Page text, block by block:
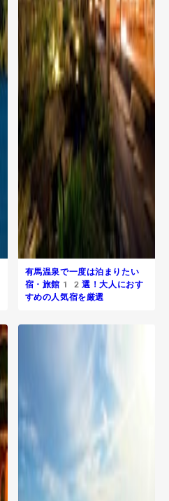
有馬温泉で一度は泊まりたい
宿・旅館12選！大人におす
すめの人気宿を厳選